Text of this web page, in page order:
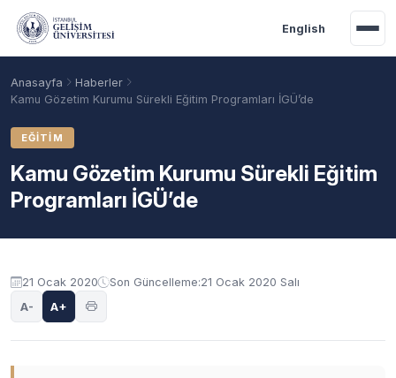
Ana içeriğe geç
English
Akademik Takvim
Anasayfa
Haberler
Kamu Gözetim Kurumu Sürekli Eğitim Programları İGÜ’de
EĞITIM
Kamu Gözetim Kurumu Sürekli Eğitim
Programları İGÜ’de
21 Ocak 2020 Son Güncelleme:21 Ocak 2020 Salı
A- A+